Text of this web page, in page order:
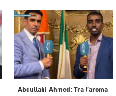
Abdullahi Ahmed: Tra l’aroma